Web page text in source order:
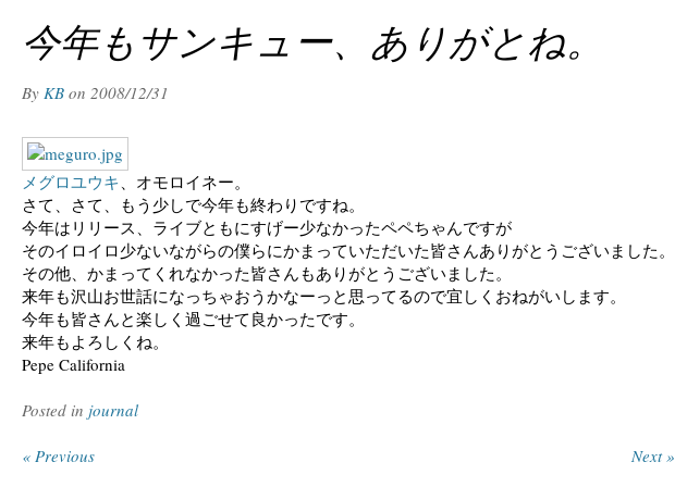
今年もサンキュー、ありがとね。
By KB on 2008/12/31
メグロユウキ、オモロイネー。
さて、さて、もう少しで今年も終わりですね。
今年はリリース、ライブともにすげー少なかったペペちゃんですが
そのイロイロ少ないながらの僕らにかまっていただいた皆さんありがとうございました。
その他、かまってくれなかった皆さんもありがとうございました。
来年も沢山お世話になっちゃおうかなーっと思ってるので宜しくおねがいします。
今年も皆さんと楽しく過ごせて良かったです。
来年もよろしくね。
Pepe California
Posted in journal
« Previous Next »